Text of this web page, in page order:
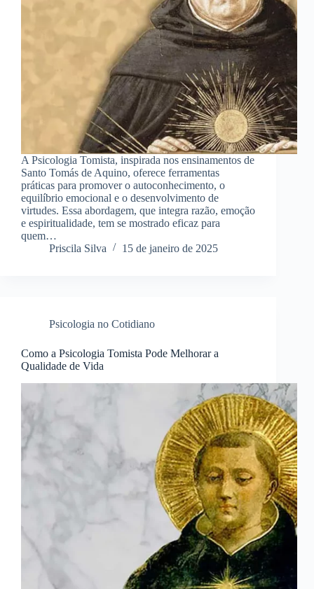
A Psicologia Tomista, inspirada nos ensinamentos de
Santo Tomás de Aquino, oferece ferramentas
práticas para promover o autoconhecimento, o
equilíbrio emocional e o desenvolvimento de
virtudes. Essa abordagem, que integra razão, emoção
e espiritualidade, tem se mostrado eficaz para
quem…
Priscila Silva
15 de janeiro de 2025
Psicologia no Cotidiano
Como a Psicologia Tomista Pode Melhorar a
Qualidade de Vida